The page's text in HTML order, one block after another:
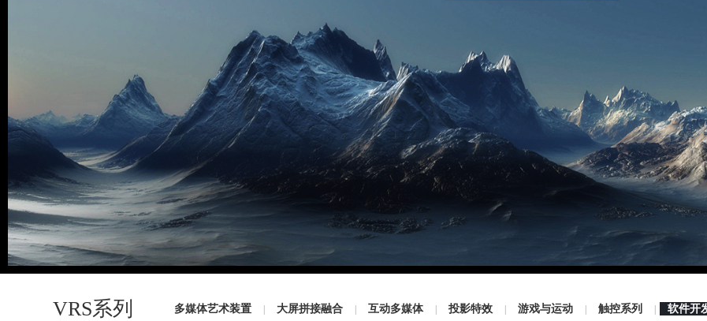
VRS系列 多媒体艺术装置 | 大屏拼接融合 | 互动多媒体 | 投影特效 | 游戏与运动 | 触控系列 | 软件开